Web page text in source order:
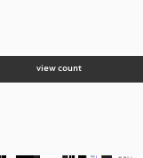
view count